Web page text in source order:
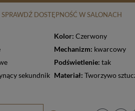
SPRAWDŹ DOSTĘPNOŚĆ W SALONACH
Kolor: Czerwony
Mechanizm: kwarcowy
Podświetlenie: tak
sekundnik Materiał:Tworzywo